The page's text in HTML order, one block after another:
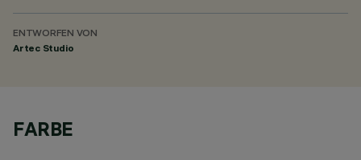
ENTWORFEN VON
Artec Studio
FARBE